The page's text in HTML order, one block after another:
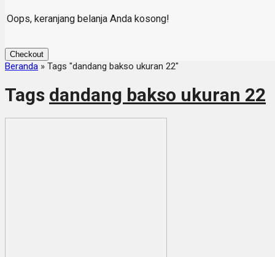
Oops, keranjang belanja Anda kosong!
Checkout
Beranda » Tags "dandang bakso ukuran 22"
Tags dandang bakso ukuran 22